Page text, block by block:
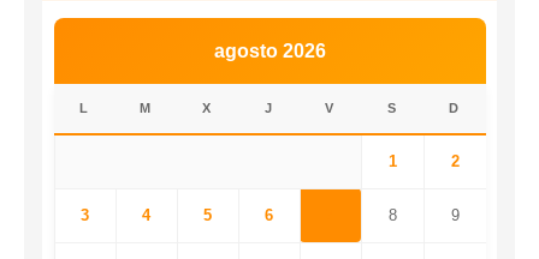
agosto 2026
L M X J V S D
1 2
3 4 5 6 8 9